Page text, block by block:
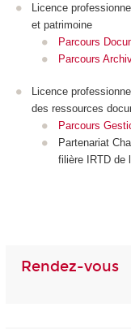
Licence
et patrimoine
Parcours
Parcours
Licence
des ressources
Parcours
Partenariat
filière IRTD de
Rendez-vous